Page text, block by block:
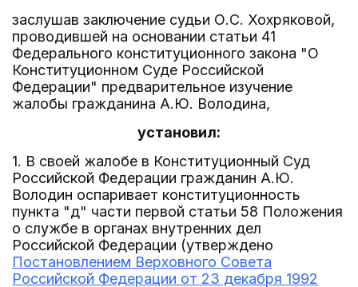
заслушав заключение судьи О.С. Хохряковой,
проводившей на основании статьи 41
Федерального конституционного закона "О
Конституционном Суде Российской
Федерации" предварительное изучение
жалобы гражданина А.Ю. Володина,
установил:
1. В своей жалобе в Конституционный Суд
Российской Федерации гражданин А.Ю.
Володин оспаривает конституционность
пункта "д" части первой статьи 58 Положения
о службе в органах внутренних дел
Российской Федерации (утверждено
Постановлением Верховного Совета
Российской Федерации от 23 декабря 1992